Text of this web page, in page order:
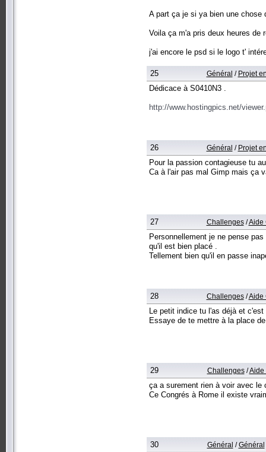
A part ça je si ya bien une
Voila ça m'a pris deux heures de
j'ai encore le psd si le logo t'
25 Général / Projet
Dédicace à S0410N3 .
http://www.hostingpics.net/
26 Général / Projet
Pour la passion contagieuse tu
Ca à l'air pas mal Gimp mais ça
27 Challenges/Aide
Personnellement je ne pense
qu'il est bien placé .
Tellement bien qu'il en passe
28 Challenges/Aide
Le petit indice tu l'as déjà et
Essaye de te mettre à la place
29 Challenges/Aide
ça a surement rien à voir avec le
Ce Congrés à Rome il existe
30 Général /Général